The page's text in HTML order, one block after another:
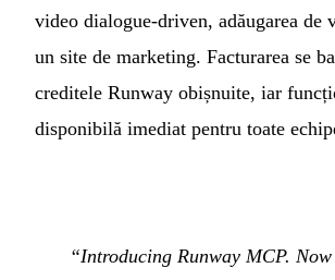
video dialogue-driven, adăugarea de
un site de marketing. Facturarea se
creditele Runway obișnuite, iar
disponibilă imediat pentru toate
“Introducing Runway MCP.